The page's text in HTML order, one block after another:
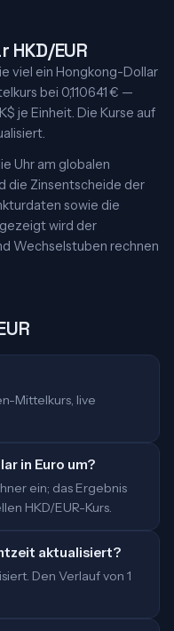
EUR
viel ein Hongkong-Dollar
bei 0,110641 € —
je Einheit. Die Kurse auf
Uhr am globalen
die Zinsentscheide der
sowie die
wird der
Wechselstuben rechnen
Mittelkurs, live
in Euro um?
ein; das Ergebnis
HKD/EUR-Kurs.
aktualisiert?
Den Verlauf von 1